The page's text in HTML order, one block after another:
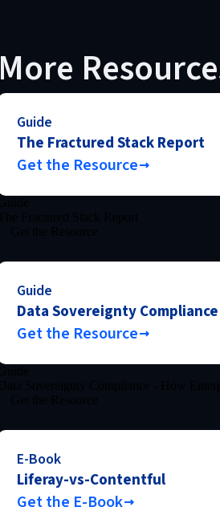
More
Guide
The Fractured Stack Report
Get the Resource
Guide
Data Sovereignty
Get the Resource
E-Book
Liferay-vs-Contentful
Get the E-Book